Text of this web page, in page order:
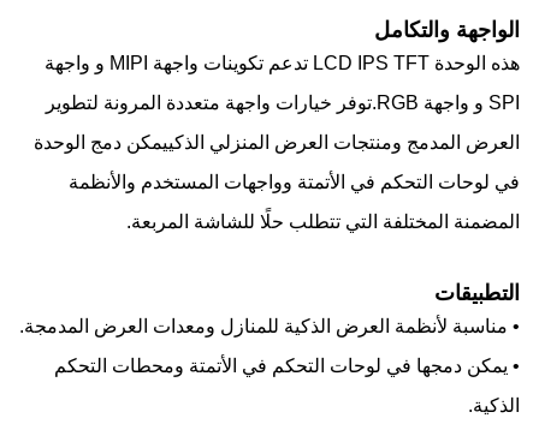
الواجهة والتكامل
هذه الوحدة LCD IPS TFT تدعم تكوينات واجهة MIPI و واجهة
SPI و واجهة RGB.توفر خيارات واجهة متعددة المرونة لتطوير
العرض المدمج ومنتجات العرض المنزلي الذكييمكن دمج الوحدة
في لوحات التحكم في الأتمتة وواجهات المستخدم والأنظمة
المضمنة المختلفة التي تتطلب حلًا للشاشة المربعة.
التطبيقات
• مناسبة لأنظمة العرض الذكية للمنازل ومعدات العرض المدمجة.
• يمكن دمجها في لوحات التحكم في الأتمتة ومحطات التحكم
الذكية.